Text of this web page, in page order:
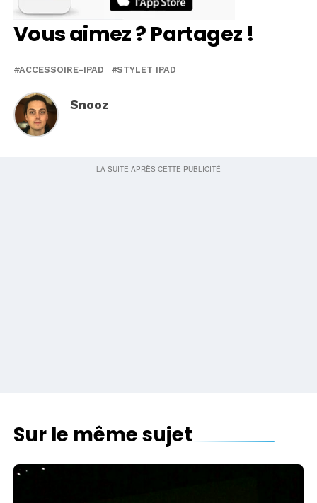
Vous aimez ? Partagez !
ACCESSOIRE-IPAD STYLET IPAD
Snooz
Sur le même sujet